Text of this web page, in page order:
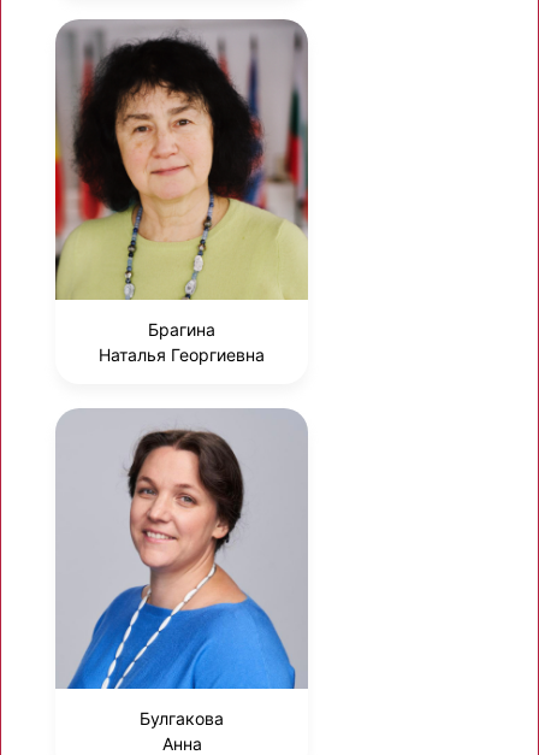
Брагина
Наталья Георгиевна
Булгакова
Анна